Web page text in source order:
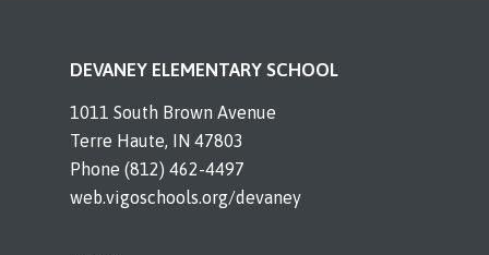
DEVANEY ELEMENTARY SCHOOL
1011 South Brown Avenue
Terre Haute, IN 47803
Phone (812) 462-4497
web.vigoschools.org/devaney